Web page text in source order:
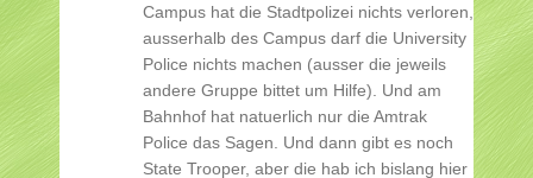
Campus hat die Stadtpolizei nichts verloren,
ausserhalb des Campus darf die University
Police nichts machen (ausser die jeweils
andere Gruppe bittet um Hilfe). Und am
Bahnhof hat natuerlich nur die Amtrak
Police das Sagen. Und dann gibt es noch
State Trooper, aber die hab ich bislang hier